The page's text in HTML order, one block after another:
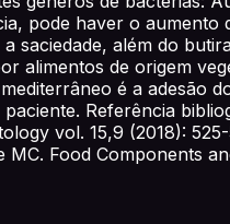
pode haver o
saciedade, além do
alimentos de origem
é a
Referência
vol. 15,9 (2018):
Food Components